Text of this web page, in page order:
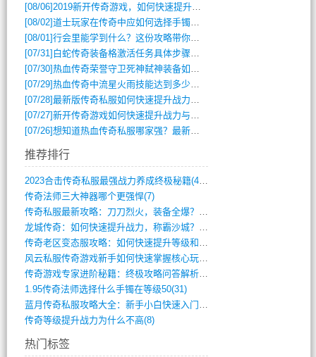
[08/06]2019新开传奇游戏，如何快速提升角色等级？
[08/02]道士玩家在传奇中应如何选择手镯装备？
[08/01]行会里能学到什么？这份攻略带你全掌握
[07/31] 白蛇传奇装备格激活任务具体步骤是什么？如何完成？
[07/30]热血传奇荣誉守卫死神弑神装备如何获取与佩戴攻略？
[07/29]热血传奇中流星火雨技能达到多少级可以开始练装备？
[07/28]最新版传奇私服如何快速提升战力与获取稀有装备？
[07/27]新开传奇游戏如何快速提升战力与获取稀有装备？
[07/26]想知道热血传奇私服哪家强？最新排行榜攻略全解析
推荐排行
2023合击传奇私服最强战力养成终极秘籍(428)
传奇法师三大神器哪个更强悍(7)
传奇私服最新攻略：刀刀烈火，装备全爆？攻(813)
龙城传奇：如何快速提升战力，称霸沙城？(802)
传奇老区变态服攻略：如何快速提升等级和战(379)
风云私服传奇游戏新手如何快速掌握核心玩法(616)
传奇游戏专家进阶秘籍：终极攻略问答解析(848)
1.95传奇法师选择什么手镯在等级50(31)
蓝月传奇私服攻略大全：新手小白快速入门指(386)
传奇等级提升战力为什么不高(8)
热门标签